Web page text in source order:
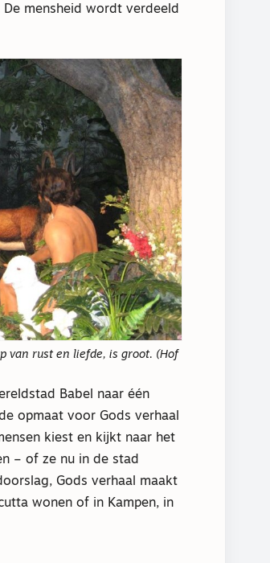
mensheid wordt verdeeld
van rust en liefde, is groot. (Hof
Babel naar één
opmaat voor Gods verhaal
kiest en kijkt naar het
– of ze nu in de stad
Gods verhaal maakt
wonen of in Kampen, in